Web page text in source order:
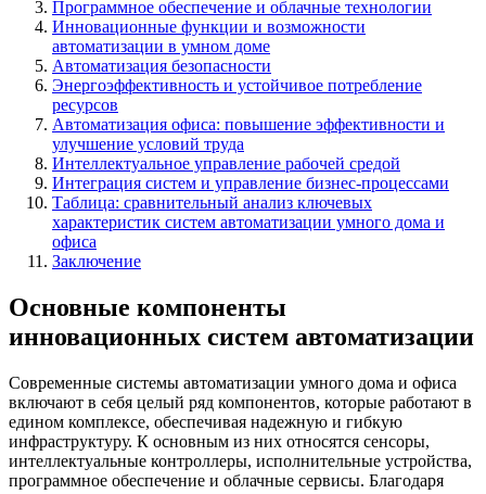
Программное обеспечение и облачные технологии
Инновационные функции и возможности
автоматизации в умном доме
Автоматизация безопасности
Энергоэффективность и устойчивое потребление
ресурсов
Автоматизация офиса: повышение эффективности и
улучшение условий труда
Интеллектуальное управление рабочей средой
Интеграция систем и управление бизнес-процессами
Таблица: сравнительный анализ ключевых
характеристик систем автоматизации умного дома и
офиса
Заключение
Основные компоненты
инновационных систем автоматизации
Современные системы автоматизации умного дома и офиса
включают в себя целый ряд компонентов, которые работают в
едином комплексе, обеспечивая надежную и гибкую
инфраструктуру. К основным из них относятся сенсоры,
интеллектуальные контроллеры, исполнительные устройства,
программное обеспечение и облачные сервисы. Благодаря